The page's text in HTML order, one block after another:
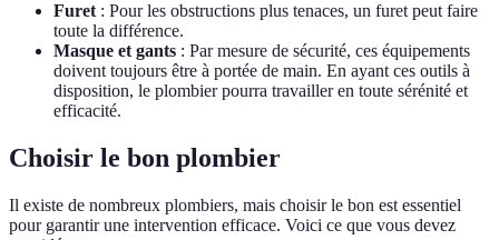
Furet: Pour les obstructions plus tenaces, un furet peut faire
toute la différence.
Masque et gants : Par mesure de sécurité, ces équipements
doivent toujours être à portée de main. En ayant ces outils à
disposition, le plombier pourra travailler en toute sérénité et
efficacité.
Choisir le bon plombier
Il existe de nombreux plombiers, mais choisir le bon est essentiel
pour garantir une intervention efficace. Voici ce que vous devez